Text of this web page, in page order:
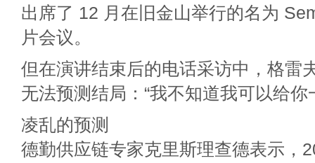
出席了 12 月在旧金山举行的名为
片会议。
但在演讲结束后的电话采访中，格雷
无法预测结局：“我不知道我可以给你
凌乱的预测
德勤供应链专家克里斯理查德表示，